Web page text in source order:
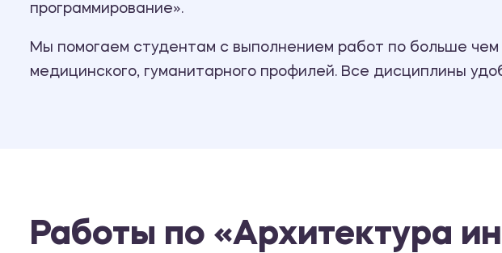
программирование».
Мы помогаем студентам с выполнением работ по больше чем
медицинского, гуманитарного профилей. Все дисциплины
Работы по «Архитектура